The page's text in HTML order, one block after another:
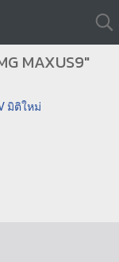
MAXUS9"
มิติใหม่